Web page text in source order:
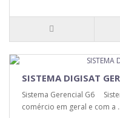
SISTEMA DIGISAT
Sistema Gerencial G6
comércio em geral e com a ..